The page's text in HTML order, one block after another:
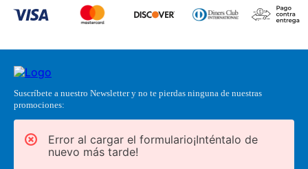
Suscríbete a nuestro Newsletter y no te pierdas ninguna de nuestras
promociones:
Error al cargar el formulario¡Inténtalo de
nuevo más tarde!